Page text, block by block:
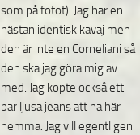
som på fotot). Jag har en
nästan identisk kavaj men
den är inte en Corneliani så
den ska jag göra mig av
med. Jag köpte också ett
par ljusa jeans att ha här
hemma. Jagvill egentligen